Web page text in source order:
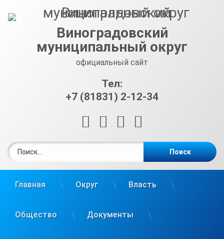
Виноградовский
муниципальный округ
официальный сайт
Тел:
+7 (81831) 2-12-34
RSS E-mailВКонтакте
Главная Округ Власть
Общество Документы